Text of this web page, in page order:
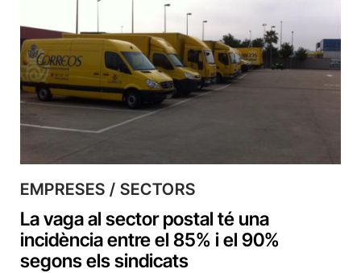
EMPRESES / SECTORS
La vaga al sector postal té una
incidència entre el 85% i el 90%
segons els sindicats